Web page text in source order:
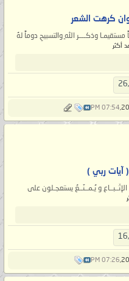
كرهت الشعر
ﻭﺫﻛــــﺮ ﺍﻟﻠﻪِ ﻭﺍﻟﺘﺴﺒﻴﺢِ ﺩﻭﻣﺎً ﻟﻪُ
أكثر
07:54 PM
آيات ربي )
الإتّــبــاع و يُـمــنَــعُ يستعجـلون على
07:26 PM